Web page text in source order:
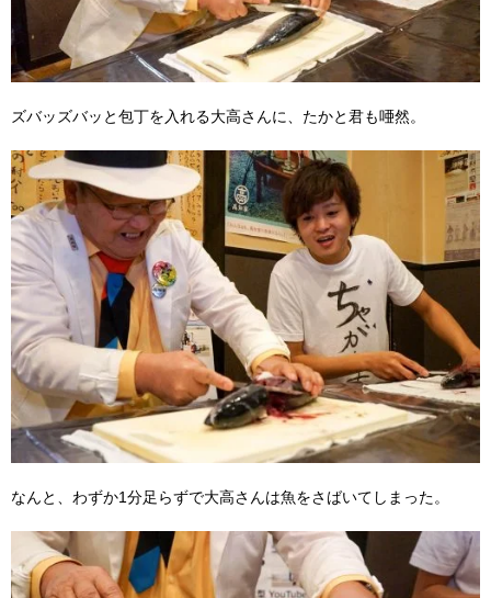
ズバッズバッと包丁を入れる大高さんに、たかと君も唖然。
なんと、わずか1分足らずで大高さんは魚をさばいてしまった。